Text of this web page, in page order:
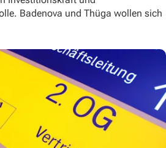
Badenova und Thüga wollen sich